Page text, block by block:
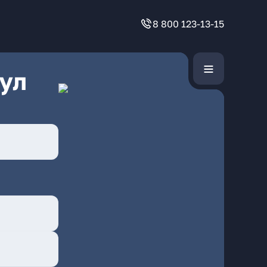
8 800 123-13-15